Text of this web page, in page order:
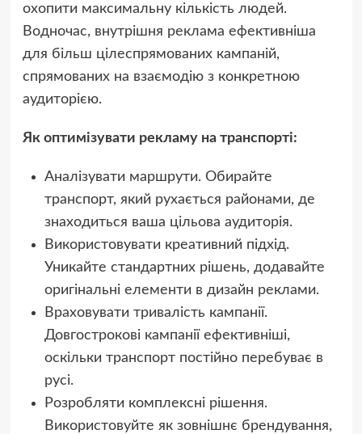
охопити максимальну кількість людей.
Водночас, внутрішня реклама ефективніша
для більш цілеспрямованих кампаній,
спрямованих на взаємодію з конкретною
аудиторією.
Як оптимізувати рекламу на транспорті:
Аналізувати маршрути. Обирайте
транспорт, який рухається районами, де
знаходиться ваша цільова аудиторія.
Використовувати креативний підхід.
Уникайте стандартних рішень, додавайте
оригінальні елементи в дизайн реклами.
Враховувати тривалість кампанії.
Довгострокові кампанії ефективніші,
оскільки транспорт постійно перебуває в
русі.
Розробляти комплексні рішення.
Використовуйте як зовнішнє брендування,